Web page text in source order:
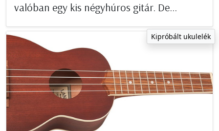
valóban egy kis négyhúros gitár. De...
Kipróbált ukulelék